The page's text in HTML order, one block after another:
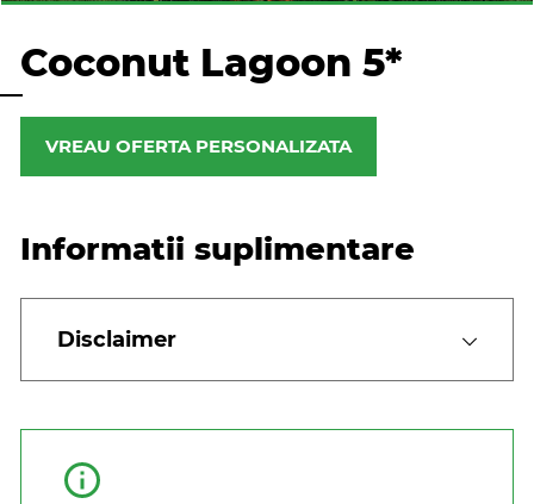
Coconut Lagoon 5*
VREAU OFERTA PERSONALIZATA
Informatii suplimentare
Disclaimer